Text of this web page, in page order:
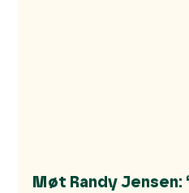
Møt Randy